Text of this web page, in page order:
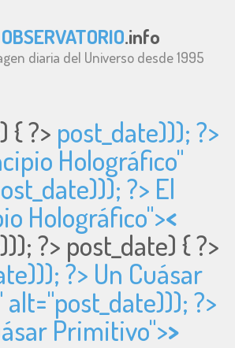
OBSERVATORIO.info
diaria del Universo desde 1995
{ ?> post_date))); ?>
Holográfico"
?> El
Holográfico"><
?> post_date) { ?>
?> Un Cuásar
post_date))); ?>
Primitivo">>